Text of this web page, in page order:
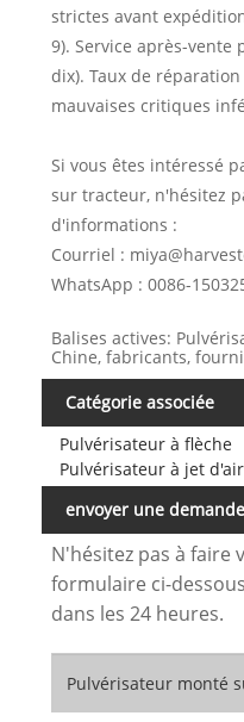
strictes avant
9). Service après-vente
dix). Taux de
mauvaises critiques
Si vous êtes intéressé
sur tracteur, n'hésitez
d'informations :
Courriel :
WhatsApp : 0086-
Balises actives:
Chine, fabricants,
Catégorie associée
Pulvérisateur à flèche
Pulvérisateur à jet d'air
envoyer une demande
N'hésitez pas à faire
formulaire ci-
dans les 24 heures.